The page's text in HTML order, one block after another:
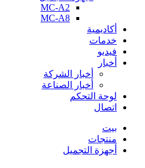
MC-A2
MC-A8
أكاديمية
خدمات
فيديو
أخبار
أخبار الشركة
أخبار الصناعة
لوحة التحكم
اتصال
بيت
منتجات
أجهزة التجميل